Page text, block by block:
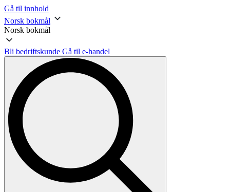
Gå til innhold
Norsk bokmål
Norsk bokmål
Bli bedriftskunde Gå til e-handel